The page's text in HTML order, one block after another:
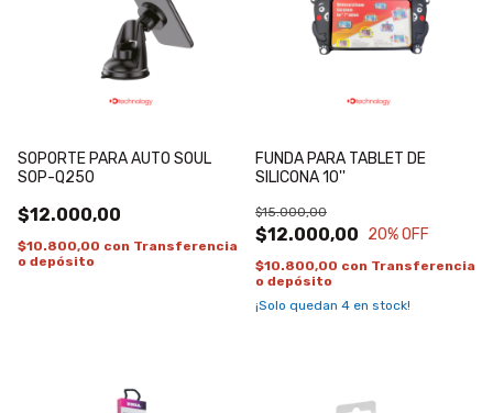
SOPORTE PARA AUTO SOUL
SOP-Q250
$12.000,00
$10.800,00 con Transferencia
o depósito
FUNDA PARA TABLET DE
SILICONA 10''
$12.000,00
$15.000,00
20% OFF
$10.800,00 con Transferencia
o depósito
¡Solo quedan 4 en stock!